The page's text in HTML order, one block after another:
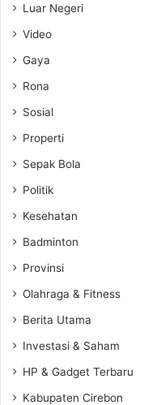
Luar Negeri
Video
Gaya
Rona
Sosial
Properti
Sepak Bola
Politik
Kesehatan
Badminton
Provinsi
Olahraga & Fitness
Berita Utama
Investasi & Saham
HP & Gadget Terbaru
Kabupaten Cirebon